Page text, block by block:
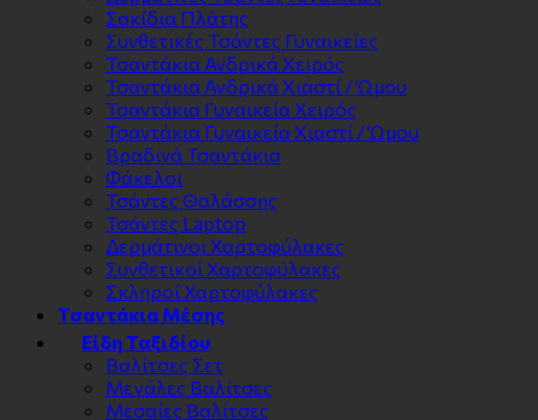
Σακίδια Πλάτης
Συνθετικές Τσάντες Γυναικείες
Τσαντάκια Ανδρικά Χειρός
Τσαντάκια Ανδρικά Χιαστί / Ώμου
Τσαντάκια Γυναικεία Χειρός
Τσαντάκια Γυναικεία Χιαστί / Ώμου
Βραδινά Τσαντάκια
Φάκελοι
Τσάντες Θαλάσσης
Τσάντες Laptop
Δερμάτινοι Χαρτοφύλακες
Συνθετικοί Χαρτοφύλακες
Σκληροί Χαρτοφύλακες
Τσαντάκια Μέσης
Είδη Ταξιδίου
Βαλίτσες Σετ
Μεγάλες Βαλίτσες
Μεσαίες Βαλίτσες